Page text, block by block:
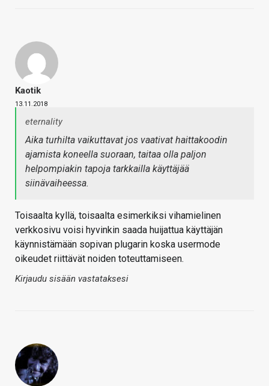
Kaotik
13.11.2018
eternality
Aika turhilta vaikuttavat jos vaativat haittakoodin
ajamista koneella suoraan, taitaa olla paljon
helpompiakin tapoja tarkkailla käyttäjää
siinävaiheessa.
Toisaalta kyllä, toisaalta esimerkiksi vihamielinen
verkkosivu voisi hyvinkin saada huijattua käyttäjän
käynnistämään sopivan plugarin koska usermode
oikeudet riittävät noiden toteuttamiseen.
Kirjaudu sisään vastataksesi